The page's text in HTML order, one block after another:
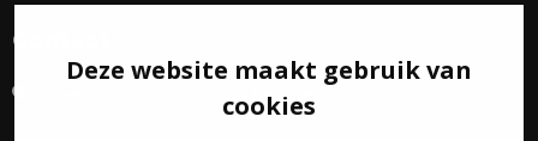
Deze website maakt gebruik van
cookies
Contact
Leembaan 45, 5753 CW Deurne